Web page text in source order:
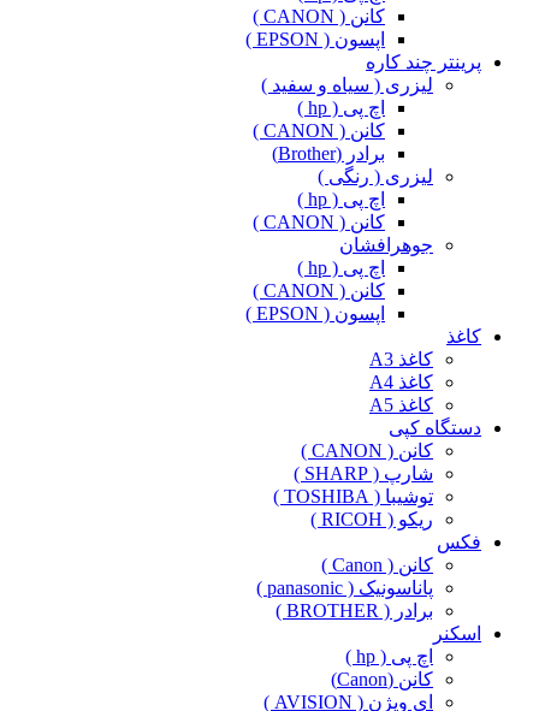
کانن ( CANON )
اپسون ( EPSON )
پرینتر چند کاره
لیزری ( سیاه و سفید )
اچ پی ( hp )
کانن ( CANON )
برادر (Brother)
لیزری ( رنگی )
اچ پی ( hp )
کانن ( CANON )
جوهرافشان
اچ پی ( hp )
کانن ( CANON )
اپسون ( EPSON )
کاغذ
کاغذ A3
کاغذ A4
کاغذ A5
دستگاه کپی
کانن ( CANON )
شارپ ( SHARP )
توشیبا ( TOSHIBA )
ریکو ( RICOH )
فکس
کانن ( Canon )
پاناسونیک ( panasonic )
برادر ( BROTHER )
اسکنر
اچ پی ( hp )
کانن (Canon)
ای ویژن ( AVISION )